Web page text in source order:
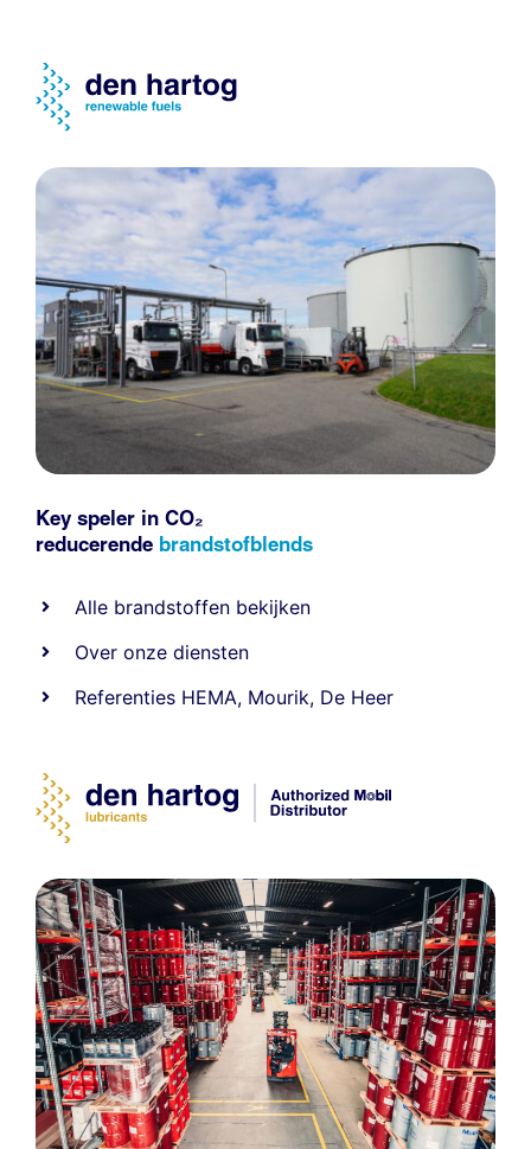
Key speler in CO₂
reducerende brandstofblends
Alle brandstoffen bekijken
Over onze diensten
Referenties HEMA, Mourik, De Heer